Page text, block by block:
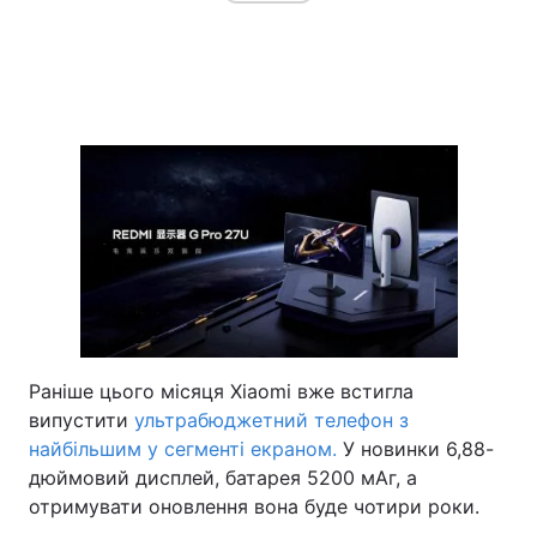
Раніше цього місяця Xiaomi вже встигла
випустити ультрабюджетний телефон з
найбільшим у сегменті екраном. У новинки 6,88-
дюймовий дисплей, батарея 5200 мАг, а
отримувати оновлення вона буде чотири роки.